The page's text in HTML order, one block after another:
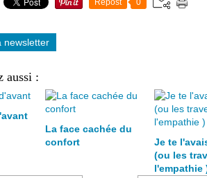
Repost 0
newsletter
aussi :
La face cachée du
confort
Je te
(ou les
l'empathie